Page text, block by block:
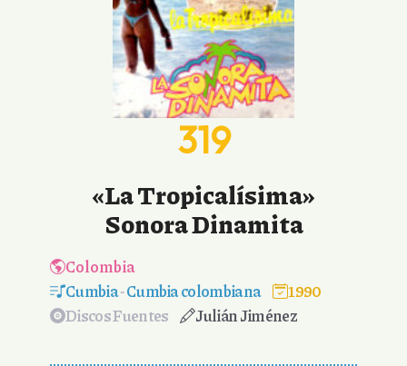
319
«La Tropicalísima»
Sonora Dinamita
Colombia
Cumbia-Cumbia colombiana
1990
Discos Fuentes
Julián Jiménez